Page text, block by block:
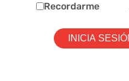
Recordarme